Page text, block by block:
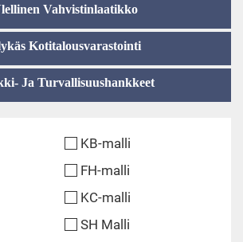
Vahvistinlaatikko
Kotitalousvarastointi
Ja Turvallisuushankkeet
KB-malli
FH-malli
KC-malli
SH Malli